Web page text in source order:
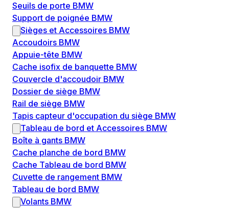
Seuils de porte BMW
Support de poignée BMW
Sièges et Accessoires BMW
Accoudoirs BMW
Appuie-tête BMW
Cache isofix de banquette BMW
Couvercle d'accoudoir BMW
Dossier de siège BMW
Rail de siège BMW
Tapis capteur d'occupation du siège BMW
Tableau de bord et Accessoires BMW
Boîte à gants BMW
Cache planche de bord BMW
Cache Tableau de bord BMW
Cuvette de rangement BMW
Tableau de bord BMW
Volants BMW